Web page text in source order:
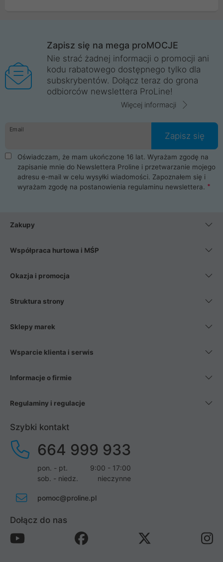
Wrocław, Poznań, Legnica, Katowice, Gliwice, Kalisz, Bytom,
Trzebnica, Opole. Szybka i profesjonalna obsługa!
ProLine to polska firma ze 100% polskim kapitałem. Działamy
legalnie i płacimy podatki w naszym kraju! Posiadamy siedzibę
główną w Mirkowie oraz salony na terenie kraju. Cała
komunikacja ze sklepem komputerowym ProLine jest
danych osobowych. Dlatego zakup notebooka albo laptopa w
ProLine to czysta przyjemność i pełne bezpieczeństwo.
Zaopatrzysz się u nas w akcesoria i części komputerowe
takie jak procesory, karty graficzne, płyty główne, pamięci,
dyski SSD, M.2 oraz HDD. Nasi pracownicy pomogą Ci wybrać
najlepszy zasilacz komputerowy oraz obudowę do komputera.
Poza komputerami mamy również najlepsze na rynku
Smartfony takich producentów jak Xiaomi, Apple, Samsung i
wentylatory. Na koniec mając już to wszystko, możesz
Zapisz się na mega proMOCJE
Nie strać żadnej informacji o promocji ani
kodu rabatowego dostępnego tylko dla
subskrybentów. Dołącz teraz do grona
odbiorców newslettera ProLine!
Więcej informacji
Email
Zapisz się
Oświadczam, że mam ukończone 16 lat. Wyrażam zgodę na
zapisanie mnie do Newslettera Proline i przetwarzanie mojego
adresu e-mail w celu wysyłki wiadomości. Zapoznałem się i
wyrażam zgodę na postanowienia regulaminu newslettera.
Zakupy
Współpraca hurtowa i MŚP
Okazja i promocja
Struktura strony
Sklepy marek
Wsparcie klienta i serwis
Informacje o firmie
Regulaminy i regulacje
Szybki kontakt
664 999 933
pon. - pt.
9:00 - 17:00
sob. - niedz.
nieczynne
pomoc@proline.pl
Dołącz do nas